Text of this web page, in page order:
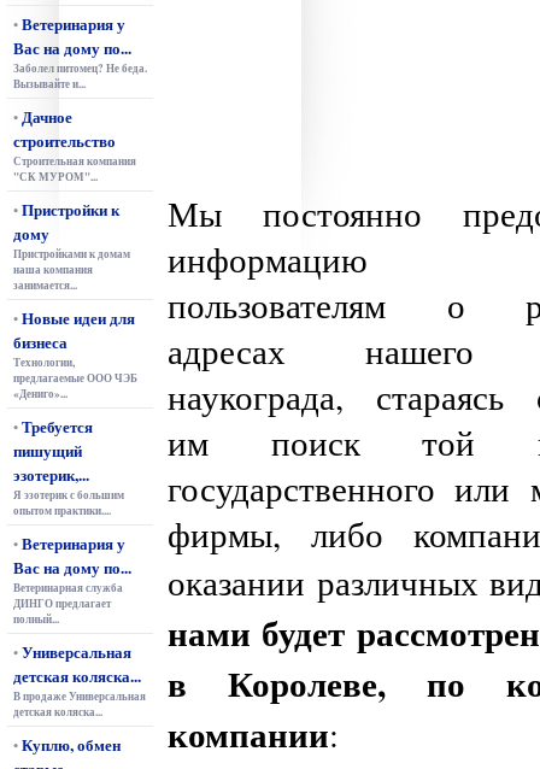
•Ветеринария у
Вас на дому по...
Заболел питомец? Не беда.
Вызывайте и...
•Дачное
строительство
Строительная компания
"СК МУРОМ"...
•Пристройки к
дому
Пристройками к домам
наша компания
занимается...
•Новые идеи для
бизнеса
Технологии,
предлагаемые ООО ЧЭБ
«Дениго»...
•Требуется
пишущий
эзотерик,...
Я эзотерик с большим
опытом практики....
•Ветеринария у
Вас на дому по...
Ветеринарная служба
ДИНГО предлагает
полный...
•Универсальная
детская коляска...
В продаже Универсальная
детская коляска...
•Куплю, обмен
Мы постоянно
информацию
пользователям о
адресах нашего
наукограда, стараясь
им поиск той
государственного
фирмы, либо
оказании различных
нами будет
в Королеве, по
компании: